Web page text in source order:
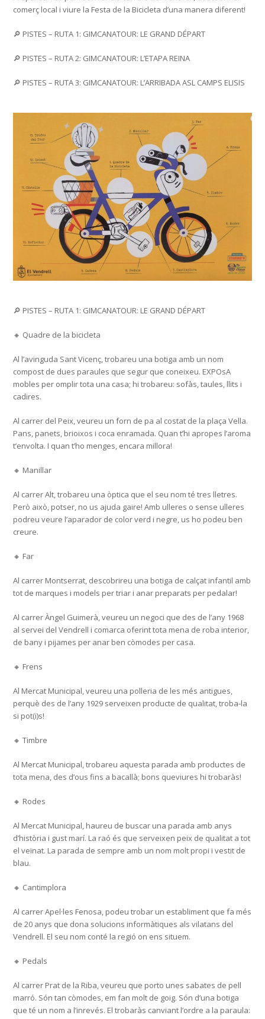
comerç local i viure la Festa de la Bicicleta d’una manera diferent!
🔎 PISTES – RUTA 1: GIMCANATOUR: LE GRAND DÉPART
🔎 PISTES – RUTA 2: GIMCANATOUR: L’ETAPA REINA
🔎 PISTES – RUTA 3: GIMCANATOUR: L’ARRIBADA ASL CAMPS ELISIS
🔎 PISTES – RUTA 1: GIMCANATOUR: LE GRAND DÉPART
🔸 Quadre de la bicicleta
Al l’avinguda Sant Vicenç, trobareu una botiga amb un nom
compost de dues paraules que segur que coneixeu. EXPOsA
mobles per omplir tota una casa; hi trobareu: sofàs, taules, llits i
cadires.
Al carrer del Peix, veureu un forn de pa al costat de la plaça Vella.
Pans, panets, brioixos i coca enramada. Quan t’hi apropes l’aroma
t’envolta. I quan t’ho menges, encara millora!
🔸 Manillar
Al carrer Alt, trobareu una òptica que el seu nom té tres lletres.
Però això, potser, no us ajuda gaire! Amb ulleres o sense ulleres
podreu veure l’aparador de color verd i negre, us ho podeu ben
creure.
🔸 Far
Al carrer Montserrat, descobrireu una botiga de calçat infantil amb
tot de marques i models per triar i anar preparats per pedalar!
Al carrer Àngel Guimerà, veureu un negoci que des de l’any 1968
al servei del Vendrell i comarca oferint tota mena de roba interior,
de bany i pijames per anar ben còmodes per casa.
🔸 Frens
Al Mercat Municipal, veureu una polleria de les més antigues,
perquè des de l’any 1929 serveixen producte de qualitat, troba-la
si pot(i)s!
🔸 Timbre
Al Mercat Municipal, trobareu aquesta parada amb productes de
tota mena, des d’ous fins a bacallà; bons queviures hi trobaràs!
🔸 Rodes
Al Mercat Municipal, haureu de buscar una parada amb anys
d’història i gust marí. La raó és que serveixen peix de qualitat a tot
el veïnat. La parada de sempre amb un nom molt propi i vestit de
blau.
🔸 Cantimplora
Al carrer Apel·les Fenosa, podeu trobar un establiment que fa més
de 20 anys que dona solucions informàtiques als vilatans del
Vendrell. El seu nom conté la regió on ens situem.
🔸 Pedals
Al carrer Prat de la Riba, veureu que porto unes sabates de pell
marró. Són tan còmodes, em fan molt de goig. Són d’una botiga
que té un nom a l’inrevés. El trobaràs canviant l’ordre a la paraula: